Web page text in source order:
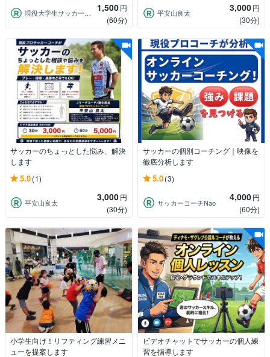
現役大学生サッカーコーチ 1,500円
(60分)
平安山良太 3,000円
(30分)
サッカーのちょっとした悩み、解決
します
5.0(1)
平安山良太 3,000円
(30分)
サッカーの個別コーチング｜映像を
徹底分析します
5.0(3)
サッカーコーチNao 4,000円
(60分)
小学生向け！リフティング練習メニ
ューを提案します
ビデオチャットでサッカーの個人練
習を指導します